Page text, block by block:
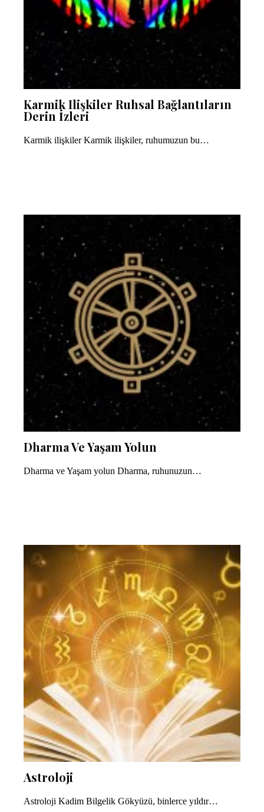
Karmik Ilişkiler Ruhsal Bağlantıların
Derin İzleri
Karmik ilişkiler Karmik ilişkiler, ruhumuzun bu…
Dharma Ve Yaşam Yolun
Dharma ve Yaşam yolun Dharma, ruhunuzun…
Astroloji
Astroloji Kadim Bilgelik Gökyüzü, binlerce yıldır…